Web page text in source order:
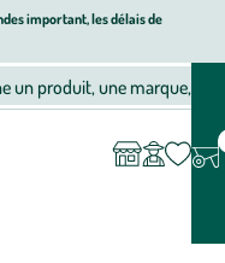
important, les délais de
alimentation bio
un produit, une marque, un
compte